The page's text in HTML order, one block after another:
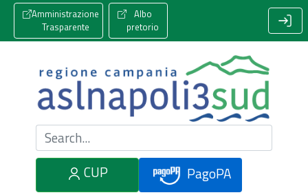
Amministrazione
Trasparente
Albo
pretorio
Cerca nel sito
CUP
PagoPA